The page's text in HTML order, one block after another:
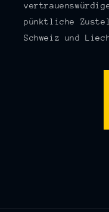
pünktliche
Schweiz und